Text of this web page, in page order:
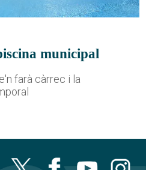
municipal
farà càrrec i la